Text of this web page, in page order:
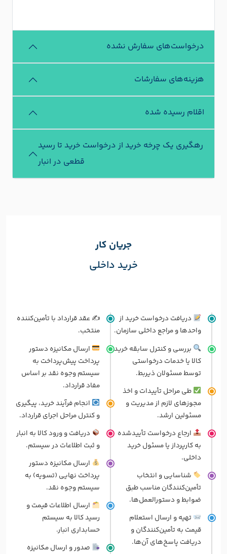
درخواست‌های سفارش نشده
هزینه‌های سفارشات
اقلام رسیده شده
رهگیری یک چرخه خرید از درخواست خرید تا رسید
قطعی در انبار
جریان کار
خرید داخلی
دریافت درخواست خرید از
واحدها و مراجع داخلی سازمان.
بررسی و کنترل سابقه خرید
کالا یا خدمات درخواستی
توسط مسئولان ذیربط.
طی مراحل تأییدات و اخذ
مجوزهای لازم از مدیریت و
مسئولین ارشد.
ارجاع درخواست تأییدشده
به کارپرداز یا مسئول خرید
داخلی.
شناسایی و انتخاب
تأمین‌کنندگان مناسب طبق
ضوابط و دستورالعمل‌ها.
تهیه و ارسال استعلام
قیمت به تأمین‌کنندگان و
دریافت پاسخ‌های آن‌ها.
✍️ عقد قرارداد با تأمین‌کننده
منتخب.
ارسال مکانیزه دستور
پرداخت پیش‌پرداخت به
سیستم وجوه نقد بر اساس
مفاد قرارداد.
انجام فرآیند خرید، پیگیری
و کنترل مراحل اجرای قرارداد.
دریافت و ورود کالا به انبار
و ثبت اطلاعات در سیستم.
ارسال مکانیزه دستور
پرداخت نهایی (تسویه) به
سیستم وجوه نقد.
ارسال اطلاعات قیمت و
رسید کالا به سیستم
حسابداری انبار.
صدور و ارسال مکانیزه